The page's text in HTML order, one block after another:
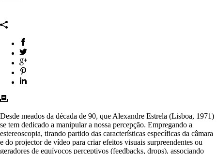
Desde meados da década de 90, que Alexandre Estrela (Lisboa, 1971)
se tem dedicado a manipular a nossa percepção. Empregando a
estereoscopia, tirando partido das características específicas da câmara
e do projector de vídeo para criar efeitos visuais surpreendentes ou
geradores de equívocos perceptivos (feedbacks, drops), associando